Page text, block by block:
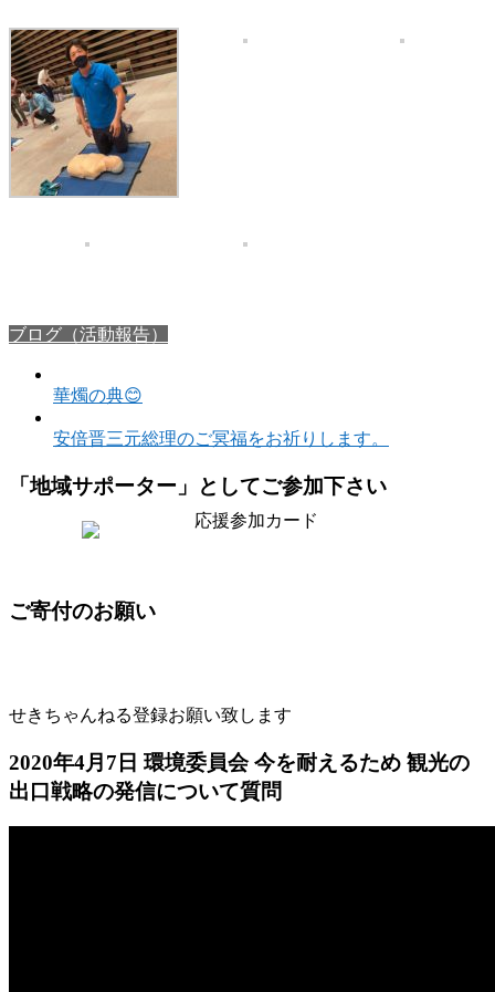
ブログ（活動報告）
華燭の典😊
安倍晋三元総理のご冥福をお祈りします。
「地域サポーター」としてご参加下さい
ご寄付のお願い
せきちゃんねる登録お願い致します
2020年4月7日 環境委員会 今を耐えるため 観光の
出口戦略の発信について質問